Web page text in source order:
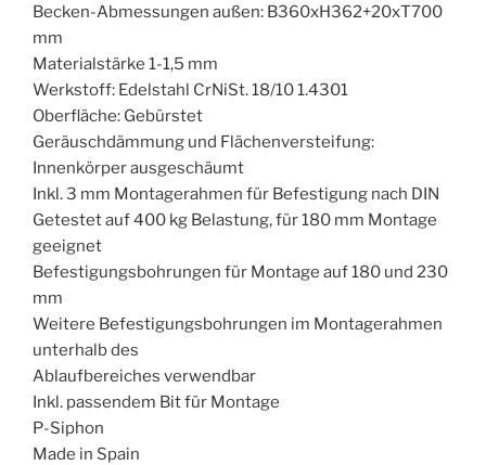
Becken-Abmessungen außen: B360xH362+20xT700
mm
Materialstärke 1-1,5 mm
Werkstoff: Edelstahl CrNiSt. 18/10 1.4301
Oberfläche: Gebürstet
Geräuschdämmung und Flächenversteifung:
Innenkörper ausgeschäumt
Inkl. 3 mm Montagerahmen für Befestigung nach DIN
Getestet auf 400 kg Belastung, für 180 mm Montage
geeignet
Befestigungsbohrungen für Montage auf 180 und 230
mm
Weitere Befestigungsbohrungen im Montagerahmen
unterhalb des
Ablaufbereiches verwendbar
Inkl. passendem Bit für Montage
P-Siphon
Made in Spain